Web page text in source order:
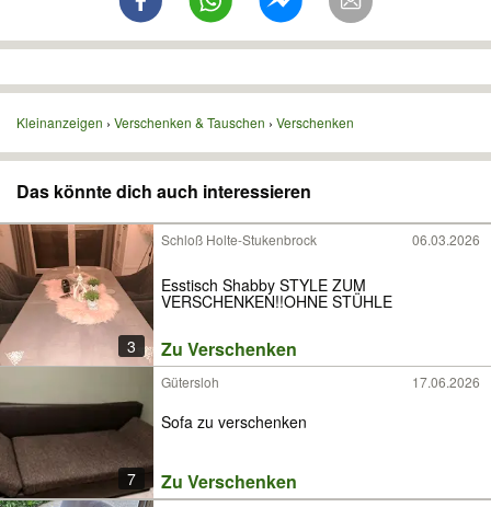
Kleinanzeigen Verschenken & Tauschen Verschenken
Das könnte dich auch interessieren
3
Schloß Holte-Stukenbrock 06.03.2026
Esstisch Shabby STYLE ZUM
VERSCHENKEN!!OHNE STÜHLE
Zu Verschenken
7
Gütersloh 17.06.2026
Sofa zu verschenken
Zu Verschenken